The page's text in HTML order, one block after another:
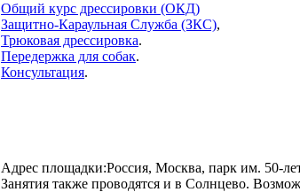
Общий курс дрессировки (ОКД)
Защитно-Караульная Служба (ЗКС),
Трюковая дрессировка.
Передержка для собак.
Консультация.
Адрес площадки:Россия, Москва, парк им. 50-
Занятия также проводятся и в Солнцево.